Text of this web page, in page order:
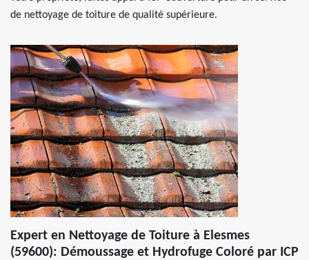
de nettoyage de toiture de qualité supérieure.
Expert en Nettoyage de Toiture à Elesmes
(59600): Démoussage et Hydrofuge Coloré par ICP